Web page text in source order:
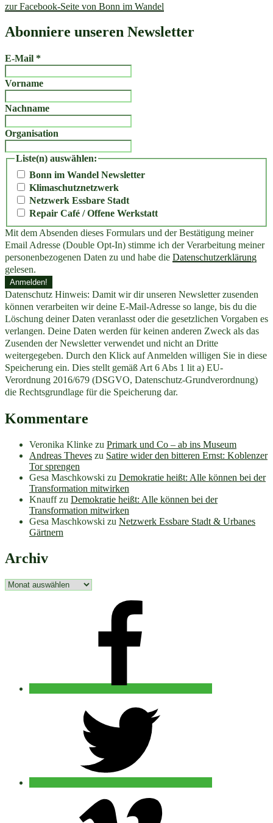
zur Facebook-Seite von Bonn im Wandel
Abonniere unseren Newsletter
E-Mail *
Vorname
Nachname
Organisation
Liste(n) auswählen:
Bonn im Wandel Newsletter
Klimaschutznetzwerk
Netzwerk Essbare Stadt
Repair Café / Offene Werkstatt
Mit dem Absenden dieses Formulars und der Bestätigung meiner
Email Adresse (Double Opt-In) stimme ich der Verarbeitung meiner
personenbezogenen Daten zu und habe die Datenschutzerklärung
gelesen.
Datenschutz Hinweis: Damit wir dir unseren Newsletter zusenden
können verarbeiten wir deine E-Mail-Adresse so lange, bis du die
Löschung deiner Daten veranlasst oder die gesetzlichen Vorgaben es
verlangen. Deine Daten werden für keinen anderen Zweck als das
Zusenden der Newsletter verwendet und nicht an Dritte
weitergegeben. Durch den Klick auf Anmelden willigen Sie in diese
Speicherung ein. Dies stellt gemäß Art 6 Abs 1 lit a) EU-
Verordnung 2016/679 (DSGVO, Datenschutz-Grundverordnung)
die Rechtsgrundlage für die Speicherung dar.
Kommentare
Veronika Klinke zu Primark und Co – ab ins Museum
Andreas Theves zu Satire wider den bitteren Ernst: Koblenzer
Tor sprengen
Gesa Maschkowski zu Demokratie heißt: Alle können bei der
Transformation mitwirken
Knauffzu Demokratie heißt: Alle können bei der
Transformation mitwirken
Gesa Maschkowski zu Netzwerk Essbare Stadt & Urbanes
Gärtnern
Archiv
Archiv